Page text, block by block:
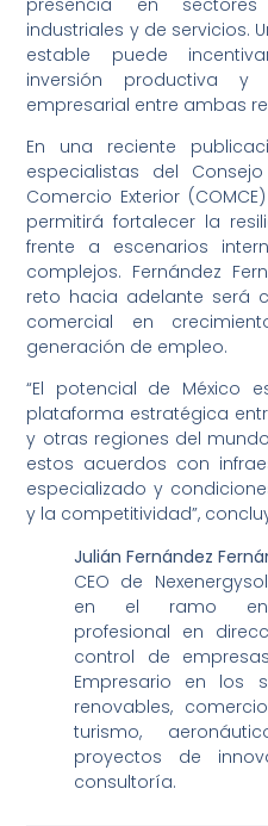
industriales y de servicios.
estable puede
inversión productiva y
empresarial entre ambas
En una reciente
especialistas del
Comercio Exterior
permitirá fortalecer la
frente a escenarios
complejos. Fernández
reto hacia adelante será
comercial en
generación de empleo.
“El potencial de México
plataforma estratégica
y otras regiones del
estos acuerdos con
especializado y
y la competitividad”,
Julián Fernández
CEO de
en el ramo
profesional en
control de
Empresario en los
renovables,
turismo,
proyectos de
consultoría.